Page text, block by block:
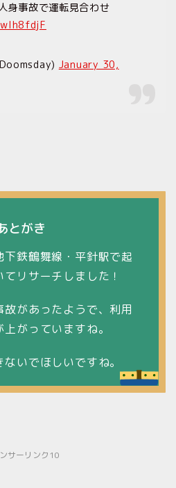
身事故で運転見合わせ
January 30,
とがき
鉄鶴舞線・平針駅で起
リサーチしました！
があったようで、利用
がっていますね。
いでほしいですね。
サーリンク10